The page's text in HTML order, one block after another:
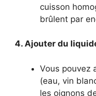
cuisson
brûlent par
4. Ajouter du
Vous pouvez
(eau, vin
les oignons